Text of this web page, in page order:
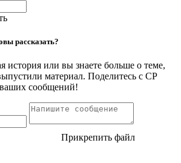
рассказать?
история или вы знаете больше о теме,
материал. Поделитесь с СР
сообщений!
Прикрепить файл